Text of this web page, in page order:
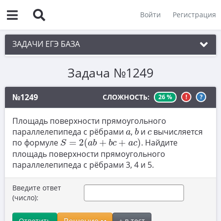
Войти Регистрация
ЗАДАЧИ ЕГЭ БАЗА
1. Простые текстовые задачи
2. Величины и значения
3. Графики, диаграммы, таблицы
4. Вычисления по формуле
5. Теория вероятностей
6. Выбор подходящих вариантов
7. Функции и производные
8. Выбор утверждений
9. Фигуры на квадратной решетке.
Задача №1249
№1249 СЛОЖНОСТЬ: 26 % ! ?
Площадь поверхности прямоугольного
параллелепипеда с рёбрами a
a, b
bи c
cвычисляется
по формуле S = 2(ab + bc + ac)
S=2(ab+bc+ac)
. Найдите
площадь поверхности прямоугольного
параллелепипеда с рёбрами 3, 4 и 5.
Введите ответ
(число):